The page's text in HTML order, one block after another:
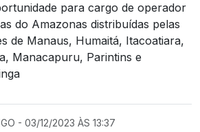
para cargo de operador
do Amazonas distribuídas pelas
de Manaus, Humaitá, Itacoatiara,
Manacapuru, Parintins e
- 03/12/2023 ÀS 13:37